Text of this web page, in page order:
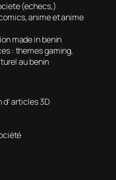
(echecs,)
anime et anime
made in benin
: themes gaming,
au benin
articles 3D